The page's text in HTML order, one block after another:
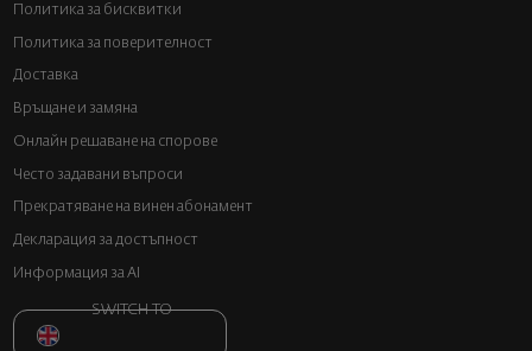
Политика за бисквитки
Политика за поверителност
Доставка
Връщане и замяна
Онлайн решаване на спорове
Често задавани въпроси
Прекратяване на винен абонамент
Декларация за достъпност
Информация за AI
SWITCH TO